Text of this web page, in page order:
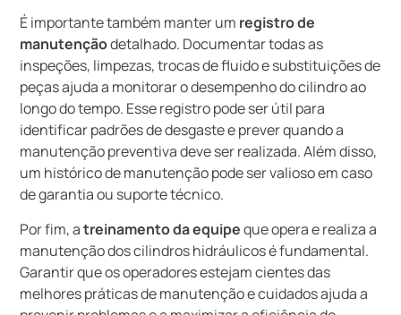
É importante também manter um registro de
manutençãodetalhado. Documentar todas as
inspeções, limpezas, trocas de fluido e substituições de
peças ajuda a monitorar o desempenho do cilindro ao
longo do tempo. Esse registro pode ser útil para
identificar padrões de desgaste e prever quando a
manutenção preventiva deve ser realizada. Além disso,
um histórico de manutenção pode ser valioso em caso
de garantia ou suporte técnico.
Por fim, atreinamento da equipeque opera e realiza a
manutenção dos cilindros hidráulicos é fundamental.
Garantir que os operadores estejam cientes das
melhores práticas de manutenção e cuidados ajuda a